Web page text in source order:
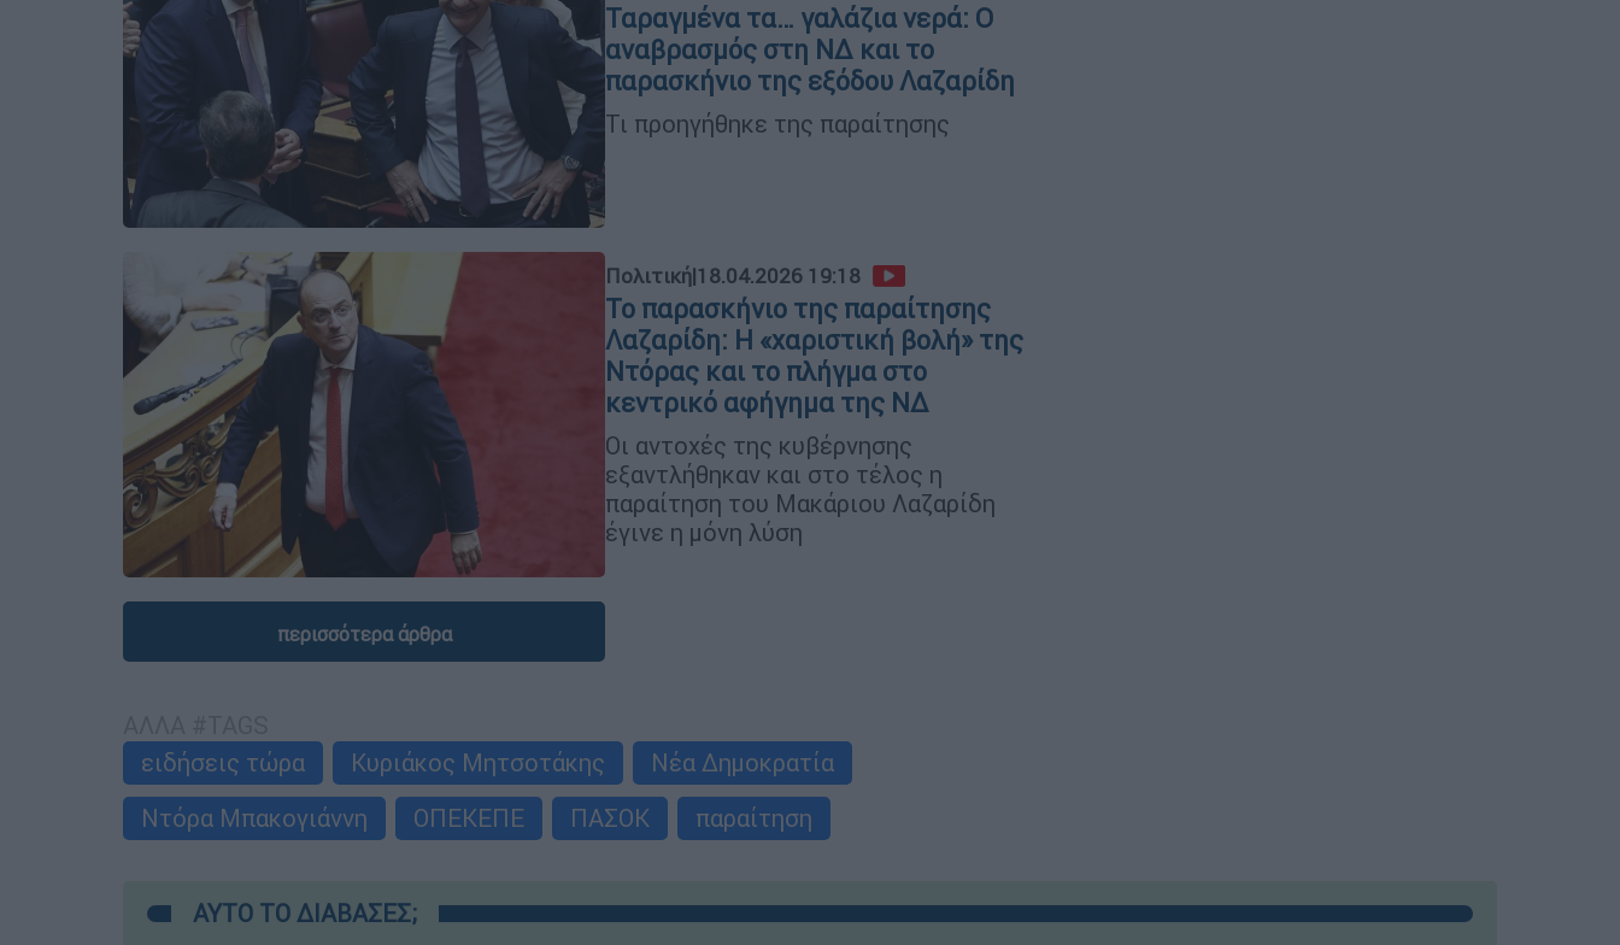
Ταραγμένα τα… γαλάζια νερά: Ο
αναβρασμός στη ΝΔ και το
παρασκήνιο της εξόδου Λαζαρίδη
Τι προηγήθηκε της παραίτησης
Πολιτική|18.04.2026 19:18
Το παρασκήνιο της παραίτησης
Λαζαρίδη: Η «χαριστική βολή» της
Ντόρας και το πλήγμα στο
κεντρικό αφήγημα της ΝΔ
Οι αντοχές της κυβέρνησης
εξαντλήθηκαν και στο τέλος η
παραίτηση του Μακάριου Λαζαρίδη
έγινε η μόνη λύση
περισσότερα άρθρα
ειδήσεις τώρα
Κυριάκος Μητσοτάκης
Νέα Δημοκρατία
Ντόρα Μπακογιάννη
ΟΠΕΚΕΠΕ ΠΑΣΟΚ παραίτηση
ΑΥΤΟ ΤΟ ΔΙΑΒΑΣΕΣ;